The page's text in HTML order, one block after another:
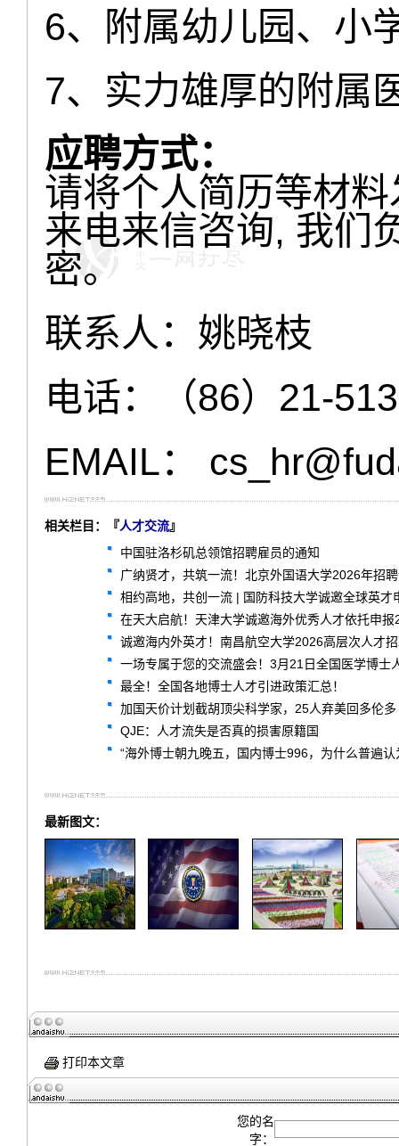
6、附属幼儿园、小
7、实力雄厚的附属
应聘方式：
请将个人简历等材
来电来信咨询, 我们
密。
联系人：姚晓枝
电话：（86）21-
EMAIL：
相关栏目：『人才交流』
中国驻洛杉矶总领馆招聘雇员的通知
广纳贤才，共筑一流！北京外国语大学2026年招
相约高地，共创一流 | 国防科技大学诚邀全球英才
在天大启航！天津大学诚邀海外优秀人才依托申
诚邀海内外英才！南昌航空大学2026高层次人才
一场专属于您的交流盛会！3月21日全国医学博士
最全！全国各地博士人才引进政策汇总！
加国天价计划截胡顶尖科学家，25人弃美回多伦多
QJE：人才流失是否真的损害原籍国
“海外博士朝九晚五，国内博士996，为什么普遍
最新图文：
打印本文章
您的名
字：